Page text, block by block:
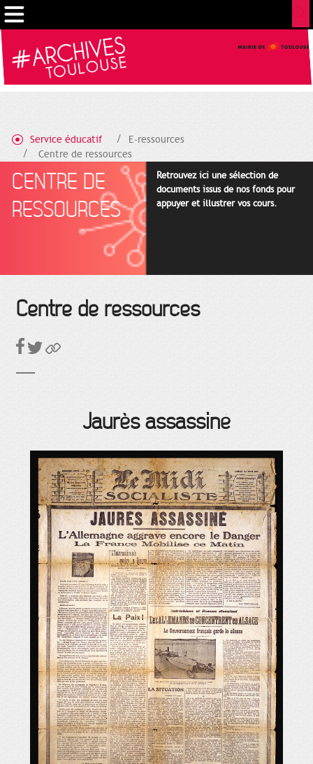
Service éducatif
E-ressources
Centre de ressources
CENTRE DE
RESSOURCES
Retrouvez ici une sélection de
documents issus de nos fonds pour
appuyer et illustrer vos cours.
Centre de ressources
Jaurès assassiné
Gestion de vos préférences sur les cookies